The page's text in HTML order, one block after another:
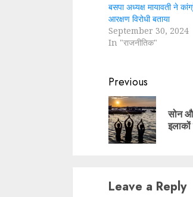
बसपा अध्यक्ष मायावती ने
आरक्षण विरोधी बताया
September 30, 2024
In "राजनीतिक"
Continue
Reading
Previous
सोन
Leave a Reply